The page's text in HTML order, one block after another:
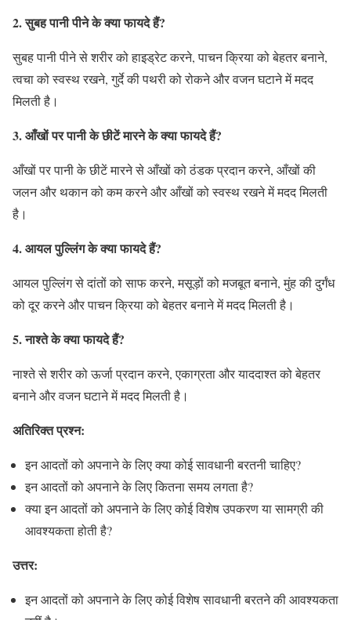
2. सुबह पानी पीने के क्या फायदे हैं?
सुबह पानी पीने से शरीर को हाइड्रेट करने, पाचन क्रिया को बेहतर बनाने,
त्वचा को स्वस्थ रखने, गुर्दे की पथरी को रोकने और वजन घटाने में मदद
मिलती है।
3. आँखों पर पानी के छीटें मारने के क्या फायदे हैं?
आँखों पर पानी के छीटें मारने से आँखों को ठंडक प्रदान करने, आँखों की
जलन और थकान को कम करने और आँखों को स्वस्थ रखने में मदद मिलती
है।
4. आयल पुल्लिंग के क्या फायदे हैं?
आयल पुल्लिंग से दांतों को साफ करने, मसूड़ों को मजबूत बनाने, मुंह की दुर्गंध
को दूर करने और पाचन क्रिया को बेहतर बनाने में मदद मिलती है।
5. नाश्ते के क्या फायदे हैं?
नाश्ते से शरीर को ऊर्जा प्रदान करने, एकाग्रता और याददाश्त को बेहतर
बनाने और वजन घटाने में मदद मिलती है।
अतिरिक्त प्रश्न:
इन आदतों को अपनाने के लिए क्या कोई सावधानी बरतनी चाहिए?
इन आदतों को अपनाने के लिए कितना समय लगता है?
क्या इन आदतों को अपनाने के लिए कोई विशेष उपकरण या सामग्री की
आवश्यकता होती है?
उत्तर:
इन आदतों को अपनाने के लिए कोई विशेष सावधानी बरतने की आवश्यकता